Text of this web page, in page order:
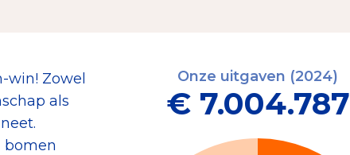
Onze uitgaven (2024)
€ 7.004.787
win! Zowel
als
bomen